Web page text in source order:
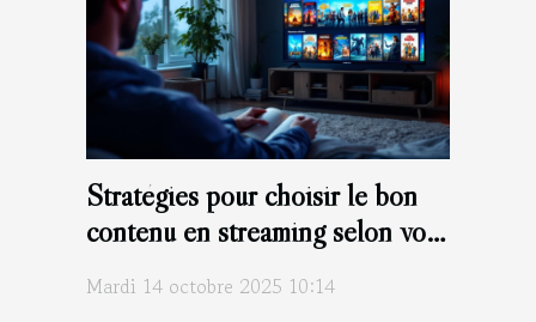
Stratégies pour choisir le bon
contenu en streaming selon vos
Mardi 14 octobre 2025 10:14